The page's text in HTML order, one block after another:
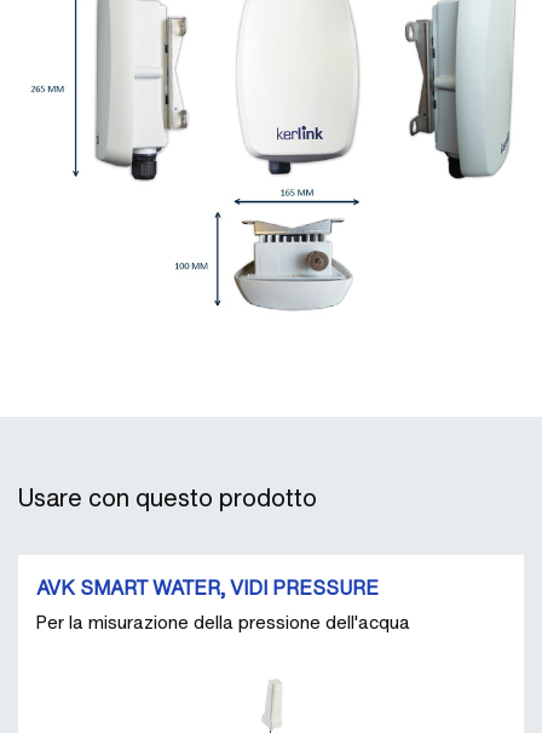
Usare con questo prodotto
AVK SMART WATER, VIDI PRESSURE
Per la misurazione della pressione dell'acqua